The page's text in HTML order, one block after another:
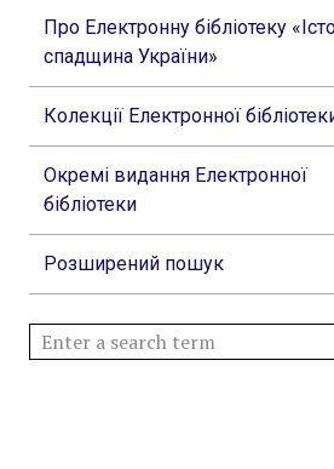
Про Електронну бібліотеку
спадщина України»
Колекції Електронної
Окремі видання Електронної
бібліотеки
Розширений пошук